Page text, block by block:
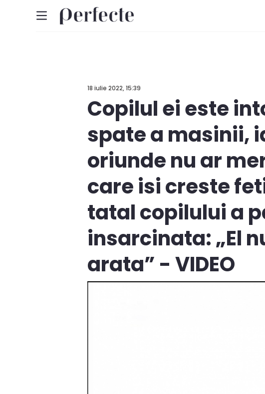
18 iulie 2022, 15:39
Copilul ei este
spate a masinii,
oriunde nu ar
care isi creste
tatal copilului a
insarcinata: „El
arata” - VIDEO